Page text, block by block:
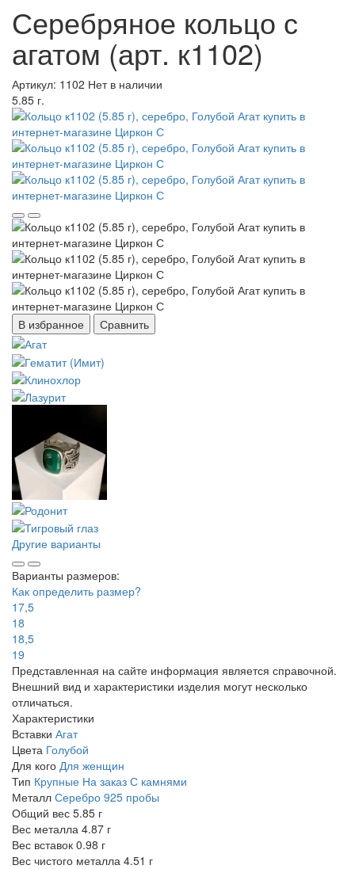
Серебряное кольцо с
агатом (арт. к1102)
Артикул: 1102 Нет в наличии
5.85 г.
В избранное Сравнить
Другие варианты
Варианты размеров:
Как определить размер?
17,5
18
18,5
19
Представленная на сайте информация является справочной.
Внешний вид и характеристики изделия могут несколько
отличаться.
Характеристики
Вставки Агат
Цвета Голубой
Для кого Для женщин
Тип Крупные На заказ С камнями
Металл Серебро 925 пробы
Общий вес 5.85 г
Вес металла 4.87 г
Вес вставок 0.98 г
Вес чистого металла 4.51 г